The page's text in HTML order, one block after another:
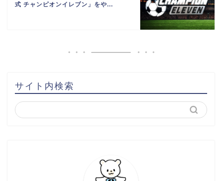
式 チャンピオンイレブン」をや...
サイト内検索